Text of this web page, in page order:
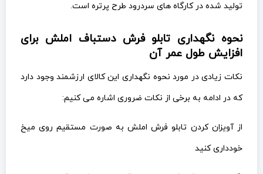
تولید شده در کارگاه های سردرود طرح پرتره است.
نحوه نگهداری تابلو فرش دستباف املش برای
افزایش طول عمر آن
نکات زیادی در مورد نحوه نگهداری این کالای ارزشمند وجود دارد
که در ادامه به برخی از نکات ضروری اشاره می کنیم:
از آویزان کردن تابلو فرش املش به صورت مستقیم روی میخ
خودداری کنید